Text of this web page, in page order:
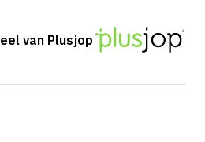
van Plusjop